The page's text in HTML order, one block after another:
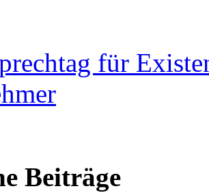
für
Beiträge